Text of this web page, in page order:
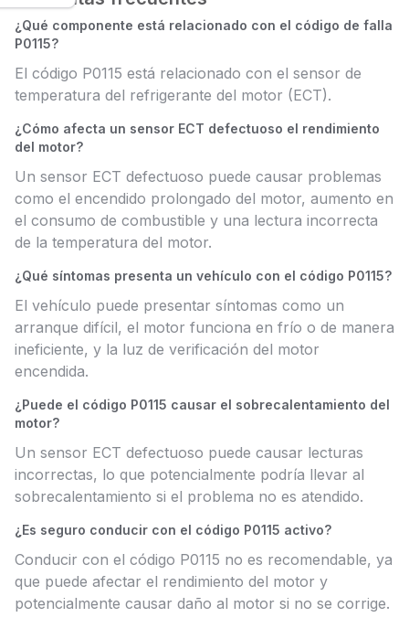
¿Qué componente está relacionado con el código de falla
P0115?
El código P0115 está relacionado con el sensor de
temperatura del refrigerante del motor (ECT).
¿Cómo afecta un sensor ECT defectuoso el rendimiento
del motor?
Un sensor ECT defectuoso puede causar problemas
como el encendido prolongado del motor, aumento en
el consumo de combustible y una lectura incorrecta
de la temperatura del motor.
¿Qué síntomas presenta un vehículo con el código P0115?
El vehículo puede presentar síntomas como un
arranque difícil, el motor funciona en frío o de manera
ineficiente, y la luz de verificación del motor
encendida.
¿Puede el código P0115 causar el sobrecalentamiento del
motor?
Un sensor ECT defectuoso puede causar lecturas
incorrectas, lo que potencialmente podría llevar al
sobrecalentamiento si el problema no es atendido.
¿Es seguro conducir con el código P0115 activo?
Conducir con el código P0115 no es recomendable, ya
que puede afectar el rendimiento del motor y
potencialmente causar daño al motor si no se corrige.